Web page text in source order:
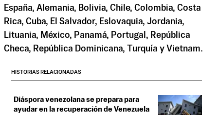
España, Alemania, Bolivia, Chile, Colombia, Costa
Rica, Cuba, El Salvador, Eslovaquia, Jordania,
Lituania, México, Panamá, Portugal, República
Checa, República Dominicana, Turquía y Vietnam.
HISTORIAS RELACIONADAS
Diáspora venezolana se prepara para
ayudar en la recuperación de Venezuela